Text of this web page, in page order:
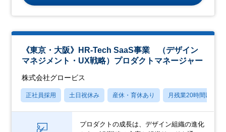
《東京・大阪》HR-Tech SaaS事業 （デザイン
マネジメント・UX戦略）プロダクトマネージャー
株式会社グロービス
正社員採用 土日祝休み 産休・育休あり 月残業20時間以内
プロダクトの成長は、デザイン組織の進化